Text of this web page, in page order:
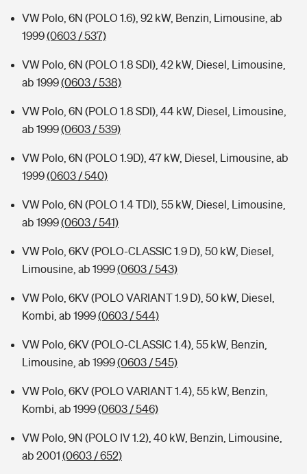
VW Polo, 6N (POLO 1.6), 92 kW, Benzin, Limousine, ab
1999(0603 / 537)
VW Polo, 6N (POLO 1.8 SDI), 42 kW, Diesel, Limousine,
ab 1999(0603 / 538)
VW Polo, 6N (POLO 1.8 SDI), 44 kW, Diesel, Limousine,
ab 1999(0603 / 539)
VW Polo, 6N (POLO 1.9D), 47 kW, Diesel, Limousine, ab
1999(0603 / 540)
VW Polo, 6N (POLO 1.4 TDI), 55 kW, Diesel, Limousine,
ab 1999(0603 / 541)
VW Polo, 6KV (POLO-CLASSIC 1.9 D), 50 kW, Diesel,
Limousine, ab 1999(0603 / 543)
VW Polo, 6KV (POLO VARIANT 1.9 D), 50 kW, Diesel,
Kombi, ab 1999(0603 / 544)
VW Polo, 6KV (POLO-CLASSIC 1.4), 55 kW, Benzin,
Limousine, ab 1999(0603 / 545)
VW Polo, 6KV (POLO VARIANT 1.4), 55 kW, Benzin,
Kombi, ab 1999(0603 / 546)
VW Polo, 9N (POLO IV 1.2), 40 kW, Benzin, Limousine,
ab 2001 (0603 / 652)